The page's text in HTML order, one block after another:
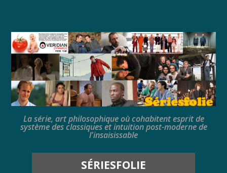
La série, art philosophique où cohabitent esprit de
système des classiques et intuition post-moderne de
l'insaisissable
SÉRIESFOLIE